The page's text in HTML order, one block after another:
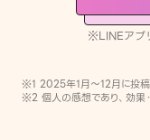
※LINEアプ
※1 2025年1月〜12月に投稿
※2 個人の感想であり、効果